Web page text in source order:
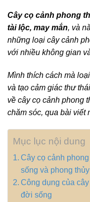
Cây cọ cảnh phong
tài lộc, may mắn, và
những loại cây cảnh
với nhiều không gian
Mình thích cách mà
và tạo cảm giác thư
về cây cọ cảnh phong
chăm sóc, qua bài viết
Mục lục nội dung
Cây cọ cảnh
sống và phong thủy
Công dụng của
đời sống